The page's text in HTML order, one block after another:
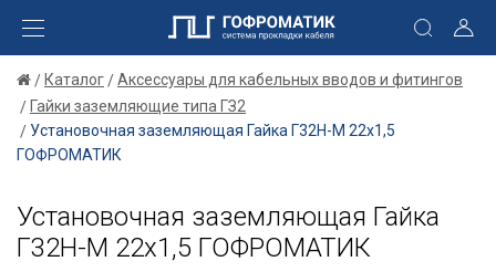
Каталог
Аксессуары для кабельных вводов и фитингов
Гайки заземляющие типа ГЗ2
Установочная заземляющая Гайка Г32Н-М 22х1,5
ГОФРОМАТИК
Установочная заземляющая Гайка
Г32Н-М 22х1,5 ГОФРОМАТИК